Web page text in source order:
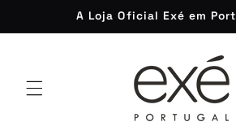
conteúdo
A Loja Oficial Exé em